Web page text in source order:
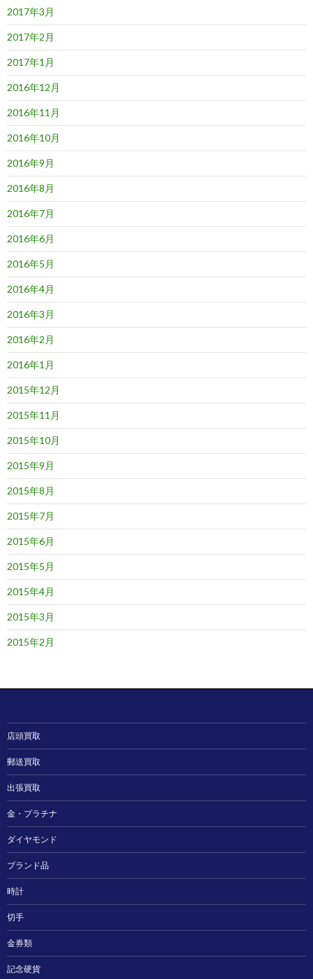
2017年3月
2017年2月
2017年1月
2016年12月
2016年11月
2016年10月
2016年9月
2016年8月
2016年7月
2016年6月
2016年5月
2016年4月
2016年3月
2016年2月
2016年1月
2015年12月
2015年11月
2015年10月
2015年9月
2015年8月
2015年7月
2015年6月
2015年5月
2015年4月
2015年3月
2015年2月
店頭買取
郵送買取
出張買取
金・プラチナ
ダイヤモンド
ブランド品
時計
切手
金券類
記念硬貨